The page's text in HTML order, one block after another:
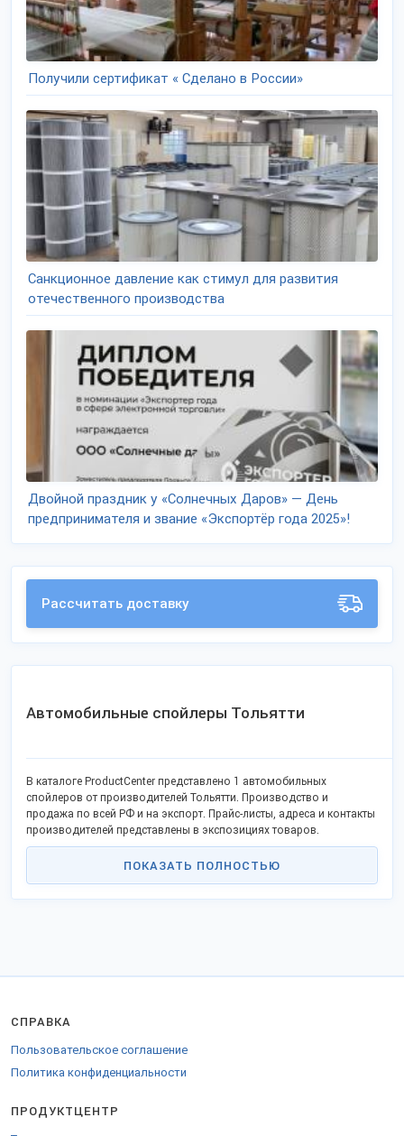
Получили сертификат « Сделано в России»
Санкционное давление как стимул для развития
отечественного производства
Двойной праздник у «Солнечных Даров» — День
предпринимателя и звание «Экспортёр года 2025»!
Рассчитать доставку
Автомобильные спойлеры Тольятти
В каталоге ProductCenter представлено 1 автомобильных
спойлеров от производителей Тольятти. Производство и
продажа по всей РФ и на экспорт. Прайс-листы, адреса и контакты
производителей представлены в экспозициях товаров.
ПОКАЗАТЬ ПОЛНОСТЬЮ
СПРАВКА
Пользовательское соглашение
Политика конфиденциальности
ПРОДУКТЦЕНТР